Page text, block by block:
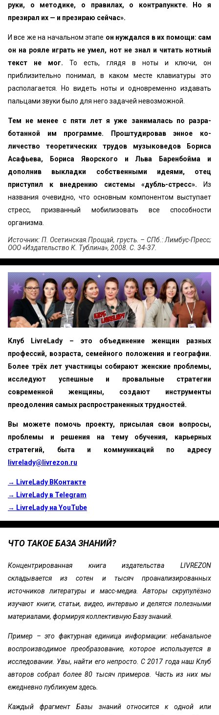
руки, о методике, о правилах, о контрапункте. Но я
презирал их — и презираю сейчас».
И все же на начальном этапе он нуждался в их по­мощи: сам
он на рояле играть не умел, нот не знал и читать нотный
текст не мог. То есть, глядя в ноты и ключи, он
приблизительно понимал, в каком месте клавиатуры это
располагается. Но видеть ноты и одновременно издавать
пальцами звуки было для него задачей невозможной.
Тем не менее с пяти лет я уже занималась по разра­
ботанной им программе. Проштудировав энное ко­
личество теоретических трудов музыковедов Бори­са
Асафьева, Бориса Яворского и Льва Баренбойма и
дополнив выкладки собственными идеями, отец
приступил к внедрению системы «дубль-стресс». Из
названия очевидно, что основным компонентом выступает
стресс, призванный мобилизовать все спо­собности
организма.
Источник: П. Осетинская.Прощай, грусть. – СПб.: Лимбус-Пресс;
ООО «Издатель­ство К. Тублина», 2008. С. 34-37.
Клуб LivreLady – это объединение женщин разных
профессий, возраста, семейного положения и географии.
Более трёх лет участницы собирают женские проблемы,
исследуют успешные и провальные стратегии
современной женщины, создают инструменты
преодоления самых распространенных трудностей.
Вы можете помочь проекту, присылая свои вопросы,
проблемы и решения на тему обучения, карьерных
стратегий, быта и коммуникаций по адресу
livrelady@livrezon.ru
→ LivreLady ВКонтакте
→ LivreLady в Telegram
→ LivreLady на YouTube
ЧТО ТАКОЕ БАЗА ЗНАНИЙ?
Концентрированная книга издательства LIVREZON
складывается из сотен и тысяч проанализированных
источников литературы и масс-медиа. Авторы скрупулёзно
изучают книги, статьи, видео, интервью и делятся полезными
материалами, формируя коллективную Базу знаний.
Пример – это фактурная единица информации: небанальное
воспроизводимое преобразование, которое используется в
исследовании. Увы, найти его непросто. С 2017 года наш Клуб
авторов собрал более 80 тысяч примеров. Часть из них мы
ежедневно публикуем здесь.
Каждый фрагмент Базы знаний относится к одной или